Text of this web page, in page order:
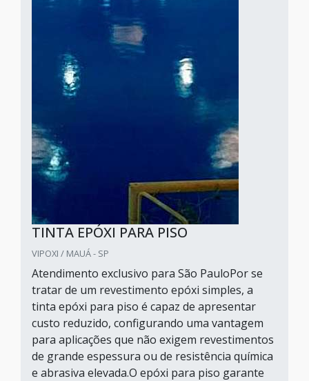
TINTA EPÓXI PARA PISO
VIPOXI / MAUÁ - SP
Atendimento exclusivo para São PauloPor se
tratar de um revestimento epóxi simples, a
tinta epóxi para piso é capaz de apresentar
custo reduzido, configurando uma vantagem
para aplicações que não exigem revestimentos
de grande espessura ou de resistência química
e abrasiva elevada.O epóxi para piso garante